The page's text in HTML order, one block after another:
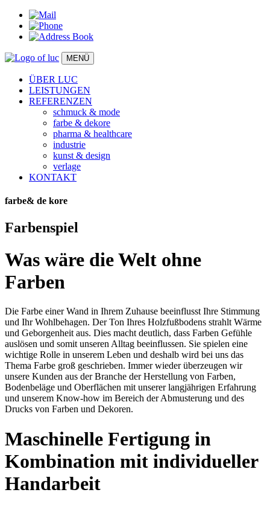
MENÜ
ÜBER LUC
LEISTUNGEN
REFERENZEN
schmuck & mode
farbe & dekore
pharma & healthcare
industrie
kunst & design
verlage
KONTAKT
farbe& de kore
Farbenspiel
Was wäre die Welt ohne
Farben
Die Farbe einer Wand in Ihrem Zuhause beeinflusst Ihre Stimmung
und Ihr Wohlbehagen. Der Ton Ihres Holzfußbodens strahlt Wärme
und Geborgenheit aus. Dies macht deutlich, dass Farben Gefühle
auslösen und somit unseren Alltag beeinflussen. Sie spielen eine
wichtige Rolle in unserem Leben und deshalb wird bei uns das
Thema Farbe groß geschrieben. Immer wieder überzeugen wir
unsere Kunden aus der Branche der Herstellung von Farben,
Bodenbeläge und Oberflächen mit unserer langjährigen Erfahrung
und unserem Know-how im Bereich der Abmusterung und des
Drucks von Farben und Dekoren.
Maschinelle Fertigung in
Kombination mit individueller
Handarbeit